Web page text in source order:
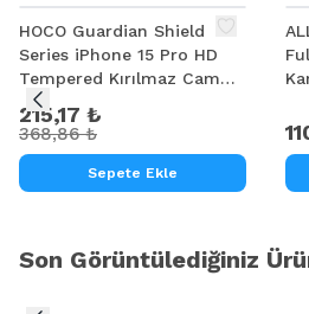
HOCO Guardian Shield
Series iPhone 15 Pro HD
Tempered Kırılmaz Cam
Ekran Koruyucu 10 Adet
Set
215,17 ₺
368,86 ₺
Sepete Ekle
Son Görüntülediğiniz